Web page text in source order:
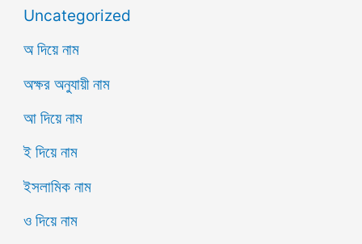
Uncategorized
অ দিয়ে নাম
অক্ষর অনুযায়ী নাম
আ দিয়ে নাম
ই দিয়ে নাম
ইসলামিক নাম
ও দিয়ে নাম